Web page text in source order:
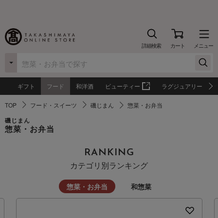
詳細検索 カート メニュー
ギフト フード 和洋酒 ビューティー ラグジュアリー
TOP フード・スイーツ 磯じまん 惣菜・お弁当
磯じまん
惣菜・お弁当
RANKING
カテゴリ別ランキング
惣菜・お弁当 和惣菜